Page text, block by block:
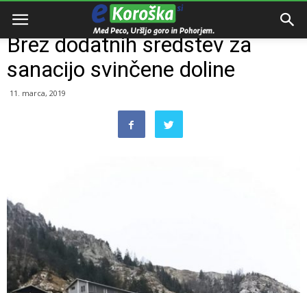
Domov Zanimivosti
Brez dodatnih sredstev za
sanacijo svinčene doline
11. marca, 2019